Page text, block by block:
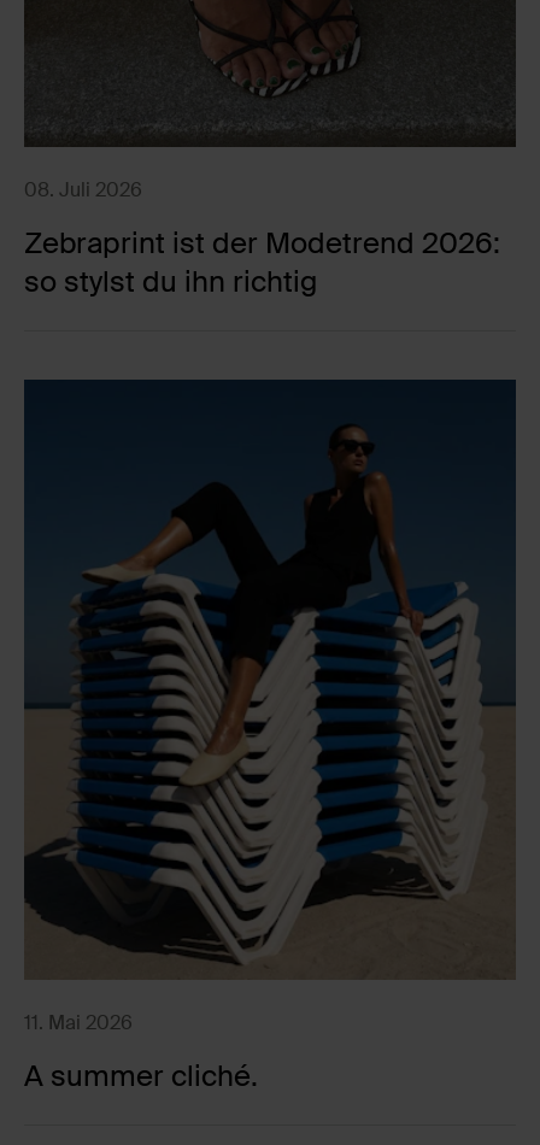
08. Juli 2026
Zebraprint ist der Modetrend 2026:
so stylst du ihn richtig
11. Mai 2026
A summer cliché.